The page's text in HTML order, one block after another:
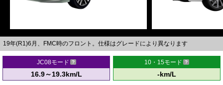
19年(R1)6月、FMC時のフロント。仕様はグレードにより異なります
JC08モード
16.9～19.3km/L
10・15モード
-km/L